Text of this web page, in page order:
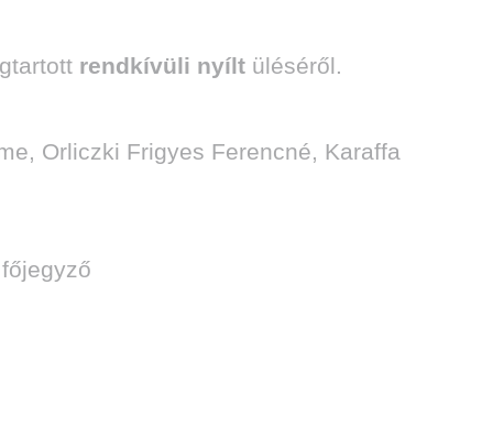
rendkívüli nyílt üléséről.
Orliczki Frigyes Ferencné, Karaffa